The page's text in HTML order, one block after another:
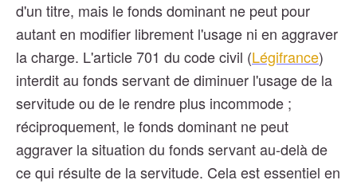
d'un titre, mais le fonds dominant ne peut pour
autant en modifier librement l'usage ni en aggraver
la charge. L'article 701 du code civil (Légifrance)
interdit au fonds servant de diminuer l'usage de la
servitude ou de le rendre plus incommode ;
réciproquement, le fonds dominant ne peut
aggraver la situation du fonds servant au-delà de
ce qui résulte de la servitude. Cela est essentiel en